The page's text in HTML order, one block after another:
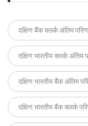
दक्षिण बैंक क्लर्क अंतिम
दक्षिण भारतीय क्लर्क अंतिम
दक्षिण भारतीय बैंक अंतिम
दक्षिण भारतीय बैंक क्लर्क